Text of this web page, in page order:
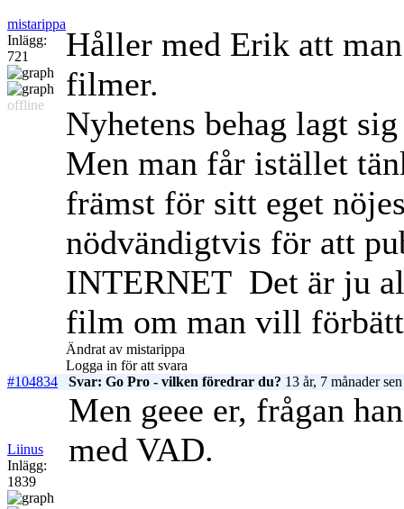
mistarippa
Inlägg:
721
offline
Håller med Erik att
filmer.
Nyhetens behag lagt
Men man får istället
främst för sitt eget
nödvändigtvis för att
INTERNET Det är ju
film om man vill
Ändrat av mistarippa
Logga in för att svara
#104834
Svar: Go Pro - vilken föredrar du? 13 år, 7 månader sen
Liinus
Inlägg:
1839
Men geee er, frågan
med VAD.